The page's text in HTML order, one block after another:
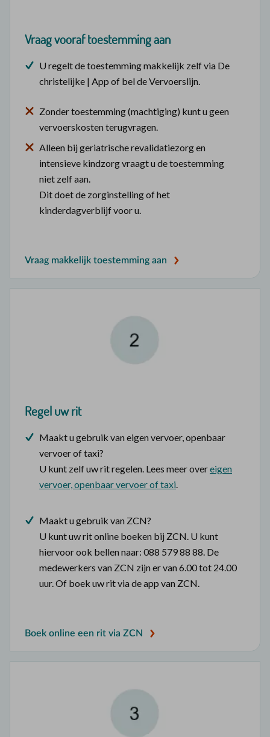
Vraag vooraf toestemming aan
U regelt de toestemming makkelijk zelf via De
christelijke | App of bel de Vervoerslijn.
Zonder toestemming (machtiging) kunt u geen
vervoerskosten terugvragen.
Alleen bij geriatrische revalidatiezorg en
intensieve kindzorg vraagt u de toestemming
niet zelf aan.
Dit doet de zorginstelling of het
kinderdagverblijf voor u.
Vraag makkelijk toestemming aan
Regel uw rit
Maakt u gebruik van eigen vervoer, openbaar
vervoer of taxi?
U kunt zelf uw rit regelen. Lees meer overeigen
vervoer, openbaar vervoer of taxi.
Maakt u gebruik van ZCN?
U kunt uw rit online boeken bij ZCN. U kunt
hiervoor ook bellen naar: 088 579 88 88. De
medewerkers van ZCN zijn er van 6.00 tot 24.00
uur. Of boek uw rit via de app van ZCN.
Boek online een rit via ZCN